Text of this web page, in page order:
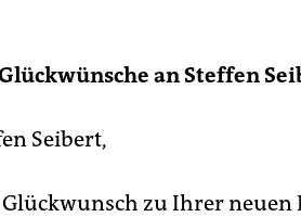
an Steffen
Seibert,
zu Ihrer neuen